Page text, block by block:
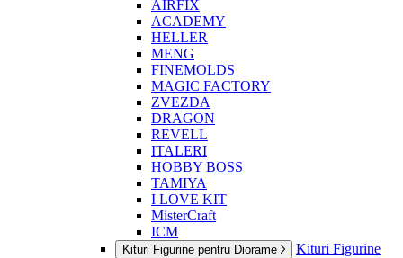
AIRFIX
ACADEMY
HELLER
MENG
FINEMOLDS
MAGIC FACTORY
ZVEZDA
DRAGON
REVELL
ITALERI
HOBBY BOSS
TAMIYA
I LOVE KIT
MisterCraft
ICM
Kituri Figurine pentru Diorame
Kituri Figurine